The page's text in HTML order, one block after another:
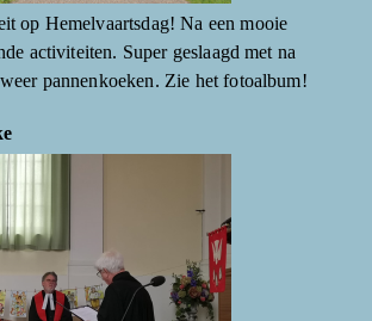
op Hemelvaartsdag! Na een mooie
activiteiten. Super geslaagd met na
pannenkoeken. Zie het fotoalbum!